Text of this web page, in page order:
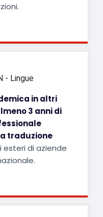
in altri
3 anni di
traduzione
esteri di aziende